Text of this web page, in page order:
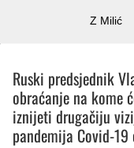
Z Milić
Ruski predsjednik
obraćanje na kome
iznijeti drugačiju
pandemija Covid-19